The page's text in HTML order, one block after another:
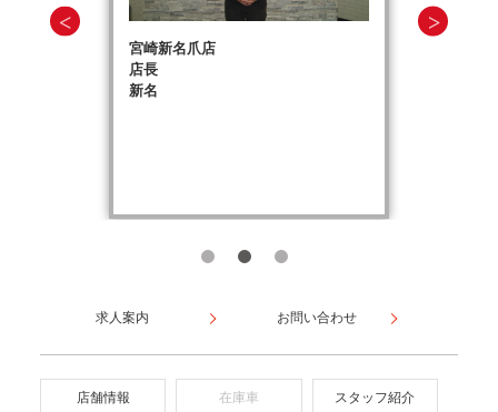
宮崎新名爪店
店長
新名
求人案内 お問い合わせ
店舗情報 在庫車 スタッフ紹介